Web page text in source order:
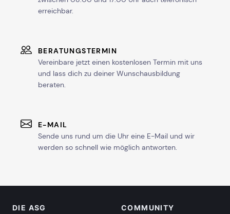
erreichbar.
BERATUNGSTERMIN
Vereinbare jetzt einen kostenlosen Termin mit uns
und lass dich zu deiner Wunschausbildung
beraten.
E-MAIL
Sende uns rund um die Uhr eine E-Mail und wir
werden so schnell wie möglich antworten.
DIE ASG COMMUNITY